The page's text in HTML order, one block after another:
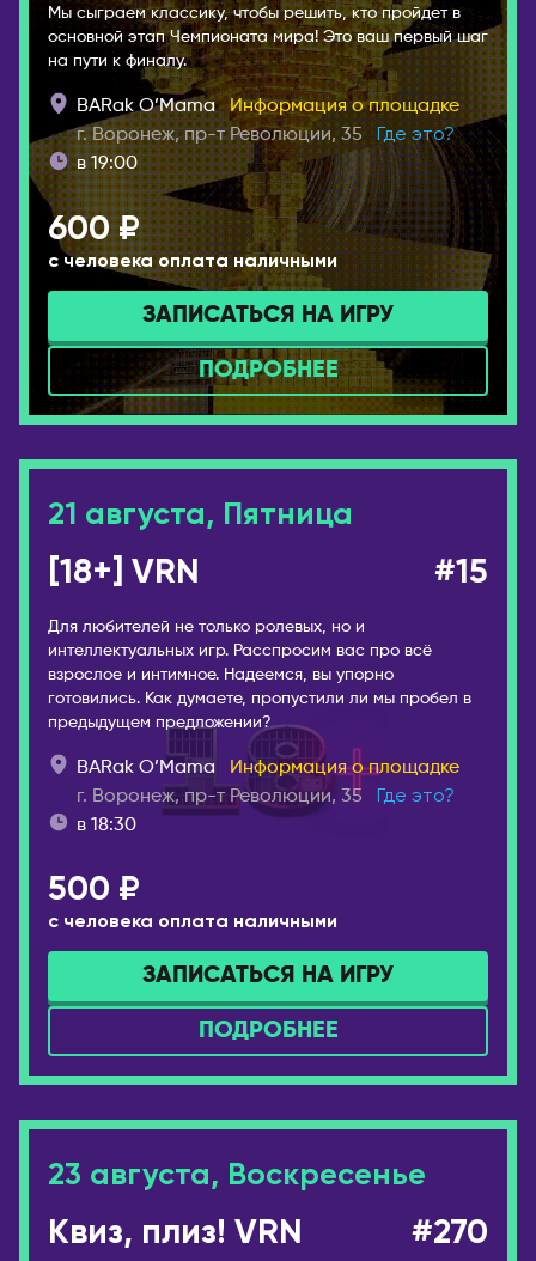
Мы сыграем классику, чтобы решить, кто пройдет в
основной этап Чемпионата мира! Это ваш первый шаг
на пути к финалу.
BARak O’Mama Информация о площадке
г. Воронеж, пр-т Революции, 35 Где это?
в 19:00
600 ₽
с человека оплата наличными
ЗАПИСАТЬСЯ НА ИГРУ
ПОДРОБНЕЕ
21 августа, Пятница
[18+] VRN #15
Для любителей не только ролевых, но и
интеллектуальных игр. Расспросим вас про всё
взрослое и интимное. Надеемся, вы упорно
готовились. Как думаете, пропустили ли мы пробел в
предыдущем предложении?
BARak O’Mama
Информация о площадке
г. Воронеж, пр-т Революции, 35
Где это?
в 18:30
500 ₽
с человека оплата наличными
ЗАПИСАТЬСЯ НА ИГРУ
ПОДРОБНЕЕ
23 августа, Воскресенье
Квиз, плиз! VRN #270